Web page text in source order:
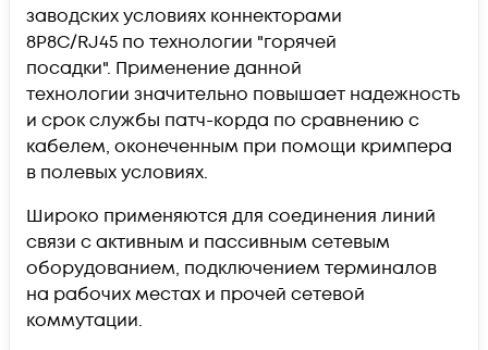
заводских условиях коннекторами
8P8C/RJ45 по технологии "горячей
посадки". Применение данной
технологии значительно повышает надежность
и срок службы патч-корда по сравнению с
кабелем, оконеченным при помощи кримпера
в полевых условиях.
Широко применяются для соединения линий
связи с активным и пассивным сетевым
оборудованием, подключением терминалов
на рабочих местах и прочей сетевой
коммутации.